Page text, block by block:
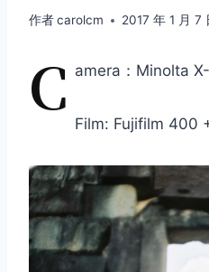
作者carolcm 2017 年 1 月 7
C amera：Minolta
Film: Fujifilm 400